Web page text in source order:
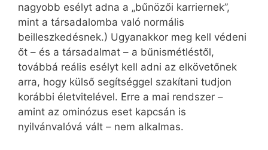
nagyobb esélyt adna a „bűnözői karriernek”,
mint a társadalomba való normális
beilleszkedésnek.) Ugyanakkor meg kell védeni
őt – és a társadalmat – a bűnismétléstől,
továbbá reális esélyt kell adni az elkövetőnek
arra, hogy külső segítséggel szakítani tudjon
korábbi életvitelével. Erre a mai rendszer –
amint az ominózus eset kapcsán is
nyilvánvalóvá vált – nem alkalmas.